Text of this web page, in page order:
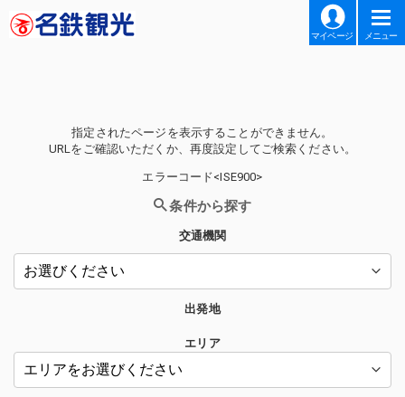
マイページ メニュー
指定されたページを表示することができません。
URLをご確認いただくか、再度設定してご検索ください。
エラーコード<ISE900>
条件から探す
交通機関
出発地
エリア